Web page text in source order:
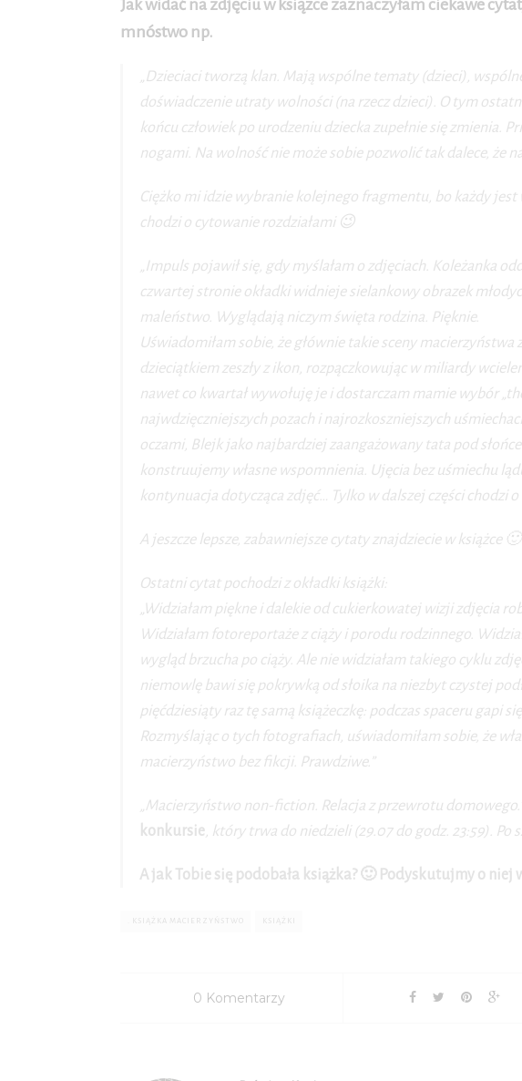
Jak widać na zdjęciu w książce zaznaczyłam ciekawe
mnóstwo np.
„Dzieciaci tworzą klan. Mają wspólne tematy (dzieci),
doświadczenie utraty wolności (na rzecz dzieci). O tym
końcu człowiek po urodzeniu dziecka zupełnie się zmienia.
nogami. Na wolność nie może sobie pozwolić tak dalece, że
Ciężko mi idzie wybranie kolejnego fragmentu, bo każdy
chodzi o cytowanie rozdziałami 😉
„Impuls pojawił się, gdy myślałam o zdjęciach. Koleżanka
czwartej stronie okładki widnieje sielankowy obrazek
maleństwo. Wyglądają niczym święta rodzina. Pięknie.
Uświadomiłam sobie, że głównie takie sceny
dzieciątkiem zeszły z ikon, rozpączkowując w miliardy
nawet co kwartał wywołuję je i dostarczam mamie wybór
najwdzięczniejszych pozach i najrozkoszniejszych
oczami, Blejk jako najbardziej zaangażowany tata pod
konstruujemy własne wspomnienia. Ujęcia bez uśmiechu
kontynuacja dotycząca zdjęć… Tylko w dalszej części chodzi
A jeszcze lepsze, zabawniejsze cytaty znajdziecie w książce 🙂
Ostatni cytat pochodzi z okładki książki:
„Widziałam piękne i dalekie od cukierkowatej wizji zdjęcia
Widziałam fotoreportaże z ciąży i porodu rodzinnego.
wygląd brzucha po ciąży. Ale nie widziałam takiego cyklu
niemowlę bawi się pokrywką od słoika na niezbyt czystej
pięćdziesiąty raz tę samą książeczkę: podczas spaceru gapi
Rozmyślając o tych fotografiach, uświadomiłam sobie, że
macierzyństwo bez fikcji. Prawdziwe.”
„Macierzyństwo non-fiction. Relacja z przewrotu
konkursie, który trwa do niedzieli (29.07 do godz. 23:59). Po
A jak Tobie się podobała książka? 🙂 Podyskutujmy o niej
. KSIĄŻKA MACIERZYŃSTWO
0 Komentarzy